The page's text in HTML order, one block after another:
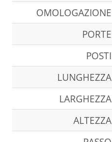
OMOLOGAZIONE
PORTE
POSTI
LUNGHEZZA
LARGHEZZA
ALTEZZA